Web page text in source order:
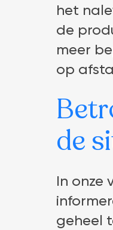
het
de
meer
op
de
In onze
geheel